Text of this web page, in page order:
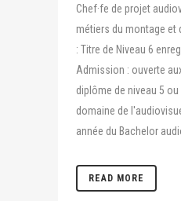
Chef·fe de projet
métiers du montage et
: Titre de Niveau 6
Admission : ouverte
diplôme de niveau 5
domaine de
année du Bachelor
READ MORE